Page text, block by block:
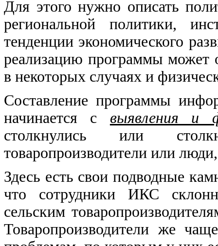
Для этого нужно описать
региональной политики,
тенденции экономического
реализацию программы может
в некоторых случаях и
Составление программы
начинается с выявления и
столкнулись или
товаропроизводители или
Здесь есть свои подводные
что сотрудники ИКС
сельским
Товаропроизводители же